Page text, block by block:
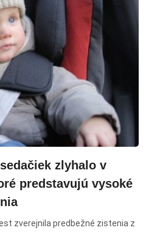
zlyhalo v
predstavujú vysoké
zverejnila predbežné zistenia z